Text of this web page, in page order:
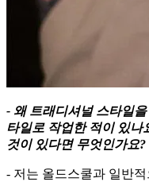
- 왜 트래디셔널 스타일
타일로 작업한 적이 있나
것이 있다면 무엇인가요?
- 저는 올드스쿨과 일반